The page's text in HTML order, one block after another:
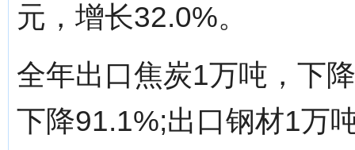
元，增长32.0%。
全年出口焦炭1万吨，下
下降91.1%;出口钢材1万